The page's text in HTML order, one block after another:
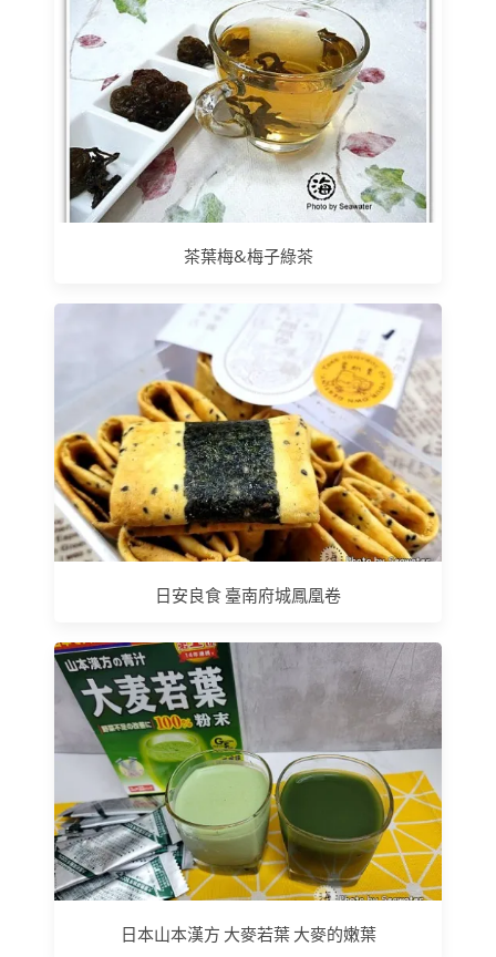
茶葉梅&梅子綠茶
日安良食 臺南府城鳳凰卷
日本山本漢方 大麥若葉 大麥的嫩葉